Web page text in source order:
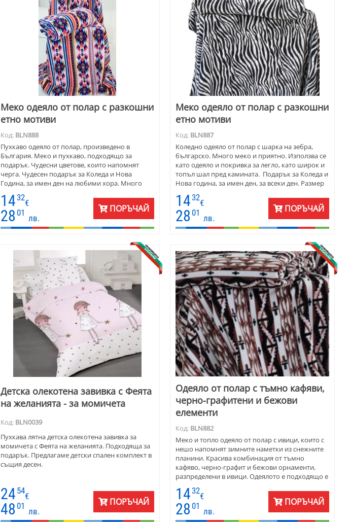
Меко одеяло от полар с разкошни
етно мотиви
Код: BLN888
Пухкаво одеяло от полар, произведено в
България. Меко и пухкаво, подходящо за
подарък. Чудесни цветове, които напомнят
черга. Чудесен подарък за Коледа и Нова
Година, за имен ден на любими хора. Много
приятно на допир. Използва се като одеяло и
покривка за легло, като широк и топъл шал
пред камината. Подарък за Коледа и Нова
година, за имен ден, за всеки ден. Размер 150 х
180 см.
14 32
€
28 01
лв.
ПОРЪЧАЙ
Меко одеяло от полар с разкошни
етно мотиви
Код: BLN887
Коледно одеяло от полар с шарка на зебра,
българско. Много меко и приятно. Използва се
като одеяло и покривка за легло, като широк и
топъл шал пред камината. Подарък за Коледа и
Нова година, за имен ден, за всеки ден. Размер
150 х 180 см.
14 32
€
28 01
лв.
ПОРЪЧАЙ
Детска олекотена завивка с Феята
на желанията - за момичета
Код: BLN0039
Пухкава лятна детска олекотена завивка за
момичета с Феята на желанията. Подходяща за
подарък. Предлагаме детски спален комплект в
същия десен.
24 54
€
48 01
лв.
ПОРЪЧАЙ
Одеяло от полар с тъмно кафяви,
черно-графитени и бежови
елементи
Код: BLN882
Меко и топло одеяло от полар с ивици, които с
нешо напомнят зимните наметки из снежните
планини. Красива комбинация от тъмно
кафяво, черно-графит и бежови орнаменти,
разпределени в ивици. Одеялото е подходящо е
за завивка и покривка за легло. Размерите са
150 х 180 см.
14 32
€
28 01
лв.
ПОРЪЧАЙ